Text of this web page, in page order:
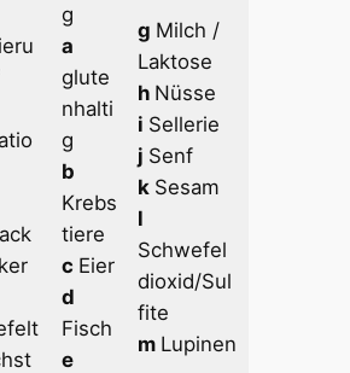
g
a
glute
nhalti
g
b
Krebs
tiere
c Eier
d
Fisch
e
g Milch /
Laktose
h Nüsse
i Sellerie
j Senf
k Sesam
l
Schwefel
dioxid/Sul
fite
m Lupinen